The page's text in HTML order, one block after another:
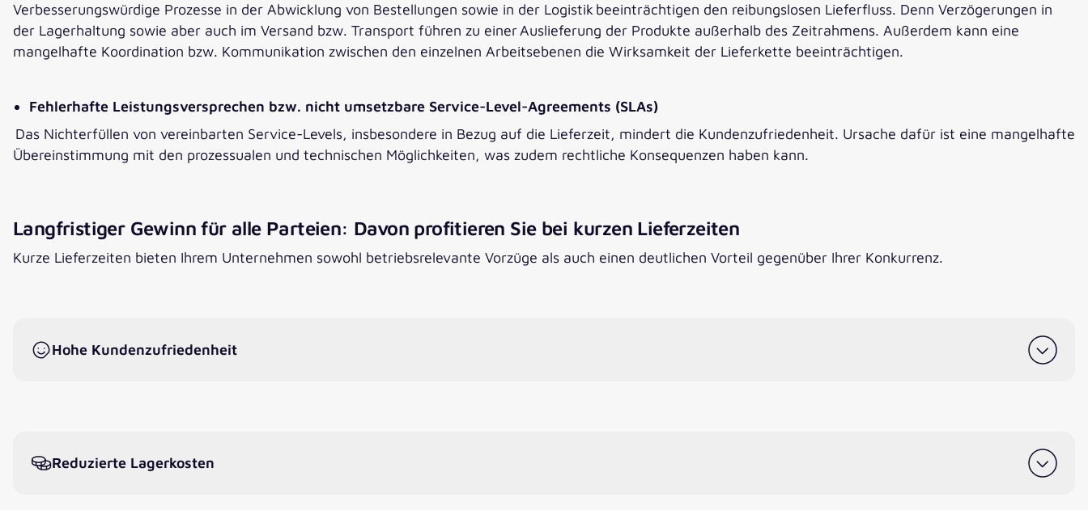
Verbesserungswürdige Prozesse in der Abwicklung von Bestellungen sowie in der Logistik beeinträchtigen den reibungslosen Lieferfluss. Denn Verzögerungen in
der Lagerhaltung sowie aber auch im Versand bzw. Transport führen zu einer Auslieferung der Produkte außerhalb des Zeitrahmens. Außerdem kann eine
mangelhafte Koordination bzw. Kommunikation zwischen den einzelnen Arbeitsebenen die Wirksamkeit der Lieferkette beeinträchtigen.
Fehlerhafte Leistungsversprechen bzw. nicht umsetzbare Service-Level-Agreements (SLAs)
Das Nichterfüllen von vereinbarten Service-Levels, insbesondere in Bezug auf die Lieferzeit, mindert die Kundenzufriedenheit. Ursache dafür ist eine mangelhafte
Übereinstimmung mit den prozessualen und technischen Möglichkeiten, was zudem rechtliche Konsequenzen haben kann.
Langfristiger Gewinn für alle Parteien: Davon profitieren Sie bei kurzen Lieferzeiten
Kurze Lieferzeiten bieten Ihrem Unternehmen sowohl betriebsrelevante Vorzüge als auch einen deutlichen Vorteil gegenüber Ihrer Konkurrenz.
Hohe Kundenzufriedenheit
Reduzierte Lagerkosten